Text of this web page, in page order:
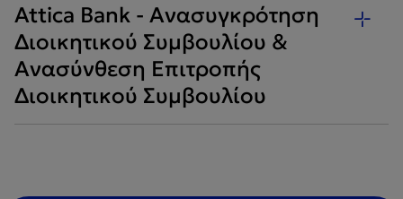
Attica Bank - Ανασυγκρότηση
Διοικητικού Συμβουλίου &
Ανασύνθεση Επιτροπής
Διοικητικού Συμβουλίου